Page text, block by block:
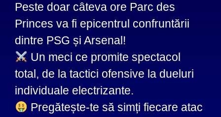
Peste doar câteva ore Parc des
Princes va fi epicentrul confruntării
dintre PSG și Arsenal!
Un meci ce promite spectacol
total, de la tactici ofensive la dueluri
individuale electrizante.
Pregătește-te să simți fiecare atac